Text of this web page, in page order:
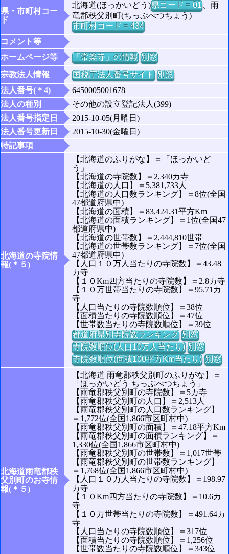
県・市町村コー
ド
北海道(ほっかいどう)県コード = 01、雨
竜郡秩父別町(ちっぷべつちょう)
市町村コード = 434
コメント等
ホームページ等
「常楽寺」の情報 別窓
宗教法人情報
国税庁法人番号サイト 別窓
法人番号(＊4)
6450005001678
法人の種別
その他の設立登記法人(399)
法人番号指定日
2015-10-05(月曜日)
法人番号更新日
2015-10-30(金曜日)
特記事項
北海道の寺院情
報(＊５)
【北海道のふりがな】＝「ほっかいど
う」
【北海道の寺院数】＝2,340カ寺
【北海道の人口】＝5,381,733人
【北海道の人口数ランキング】＝8位(全国
47都道府県中)
【北海道の面積】＝83,424.31平方Km
【北海道の面積ランキング】＝1位(全国47
都道府県中)
【北海道の世帯数】＝2,444,810世帯
【北海道の世帯数ランキング】＝7位(全国
47都道府県中)
【人口１０万人当たりの寺院数】＝43.48
カ寺
【１０Km四方当たりの寺院数】＝2.8カ寺
【１０万世帯当たりの寺院数】＝95.71カ
寺
【人口当たりの寺院数順位】＝38位
【面積当たりの寺院数順位】＝47位
【世帯数当たりの寺院数順位】＝39位
都道府県別寺院数ランキング 別窓
寺院数順位(人口10万人当たり) 別窓
寺院数順位(面積100平方Km当たり) 別窓
北海道雨竜郡秩
父別町のお寺情
報(＊５)
【北海道 雨竜郡秩父別町のふりがな】＝
「ほっかいどう ちっぷべつちょう」
【雨竜郡秩父別町の寺院数】＝5カ寺
【雨竜郡秩父別町の人口】＝2,513人
【雨竜郡秩父別町の人口数ランキング】
＝1,772位(全国1,866市区町村中)
【雨竜郡秩父別町の面積】＝47.18平方Km
【雨竜郡秩父別町の面積ランキング】＝
1,330位(全国1,866市区町村中)
【雨竜郡秩父別町の世帯数】＝1,017世帯
【雨竜郡秩父別町の世帯数ランキング】
＝1,768位(全国1,866市区町村中)
【人口１０万人当たりの寺院数】＝198.97
カ寺
【１０Km四方当たりの寺院数】＝10.6カ
寺
【１０万世帯当たりの寺院数】＝491.64カ
寺
【人口当たりの寺院数順位】＝317位
【面積当たりの寺院数順位】＝1,256位
【世帯数当たりの寺院数順位】＝343位